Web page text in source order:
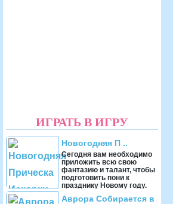
ИГРАТЬ В ИГРУ
Новогодняя П ..
Сегодня вам необходимо
приложить всю свою
фантазию и талант, чтобы
подготовить пони к
празднику Новому году.
Аврора Собирается в